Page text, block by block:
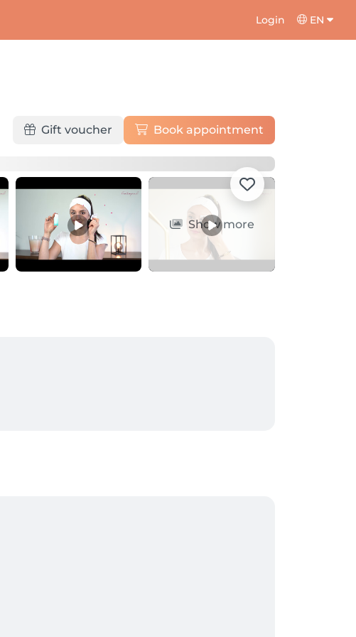
Login EN
Gift voucher Book appointment
Show more